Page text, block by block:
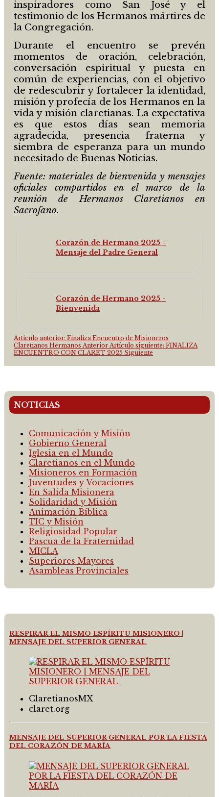
inspiradores como San José y el
testimonio de los Hermanos mártires de
la Congregación.
Durante el encuentro se prevén
momentos de oración, celebración,
conversación espiritual y puesta en
común de experiencias, con el objetivo
de redescubrir y fortalecer la identidad,
misión y profecía de los Hermanos en la
vida y misión claretianas. La expectativa
es que estos días sean memoria
agradecida, presencia fraterna y
siembra de esperanza para un mundo
necesitado de Buenas Noticias.
Fuente: materiales de bienvenida y mensajes
oficiales compartidos en el marco de la
reunión de Hermanos Claretianos en
Sacrofano.
Corazón de Hermano 2025 -
Mensaje del Padre General
Corazón de Hermano 2025 -
Bienvenida
Artículo anterior: Finaliza Encuentro de Misioneros
Claretianos Hermanos Anterior Artículo siguiente: FINALIZA
ENCUENTRO CON CLARET 2025 Siguiente
NOTICIAS
Comunicación y Misión
Gobierno General
Iglesia en el Mundo
Claretianos en el Mundo
Misioneros en Formación
Juventudes y Vocaciones
En Salida Misionera
Solidaridad y Misión
Animación Bíblica
TIC y Misión
Religiosidad Popular
Pascua de la Fraternidad
MICLA
Superiores Mayores
Asambleas Provinciales
RESPIRAR EL MISMO ESPÍRITU MISIONERO |
MENSAJE DEL SUPERIOR GENERAL
ClaretianosMX
claret.org
MENSAJE DEL SUPERIOR GENERAL POR LA FIESTA
DEL CORAZÓN DE MARÍA